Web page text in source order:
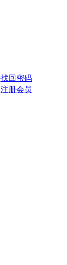
找回密码
注册会员